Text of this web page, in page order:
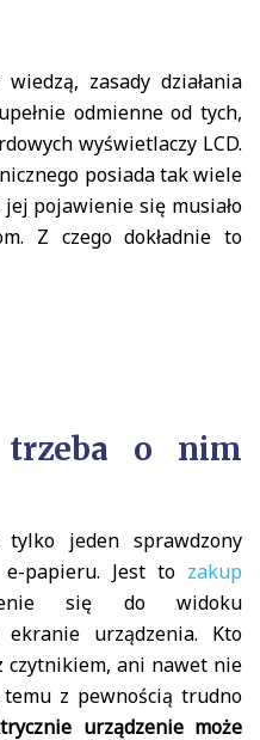
zasady działania
odmienne od tych,
wyświetlaczy LCD.
posiada tak wiele
pojawienie się musiało
Z czego dokładnie to
o nim
jeden sprawdzony
papieru. Jest tozakup
się do widoku
urządzenia. Kto
czytnikiem, ani nawet nie
z pewnością trudno
urządzenie może